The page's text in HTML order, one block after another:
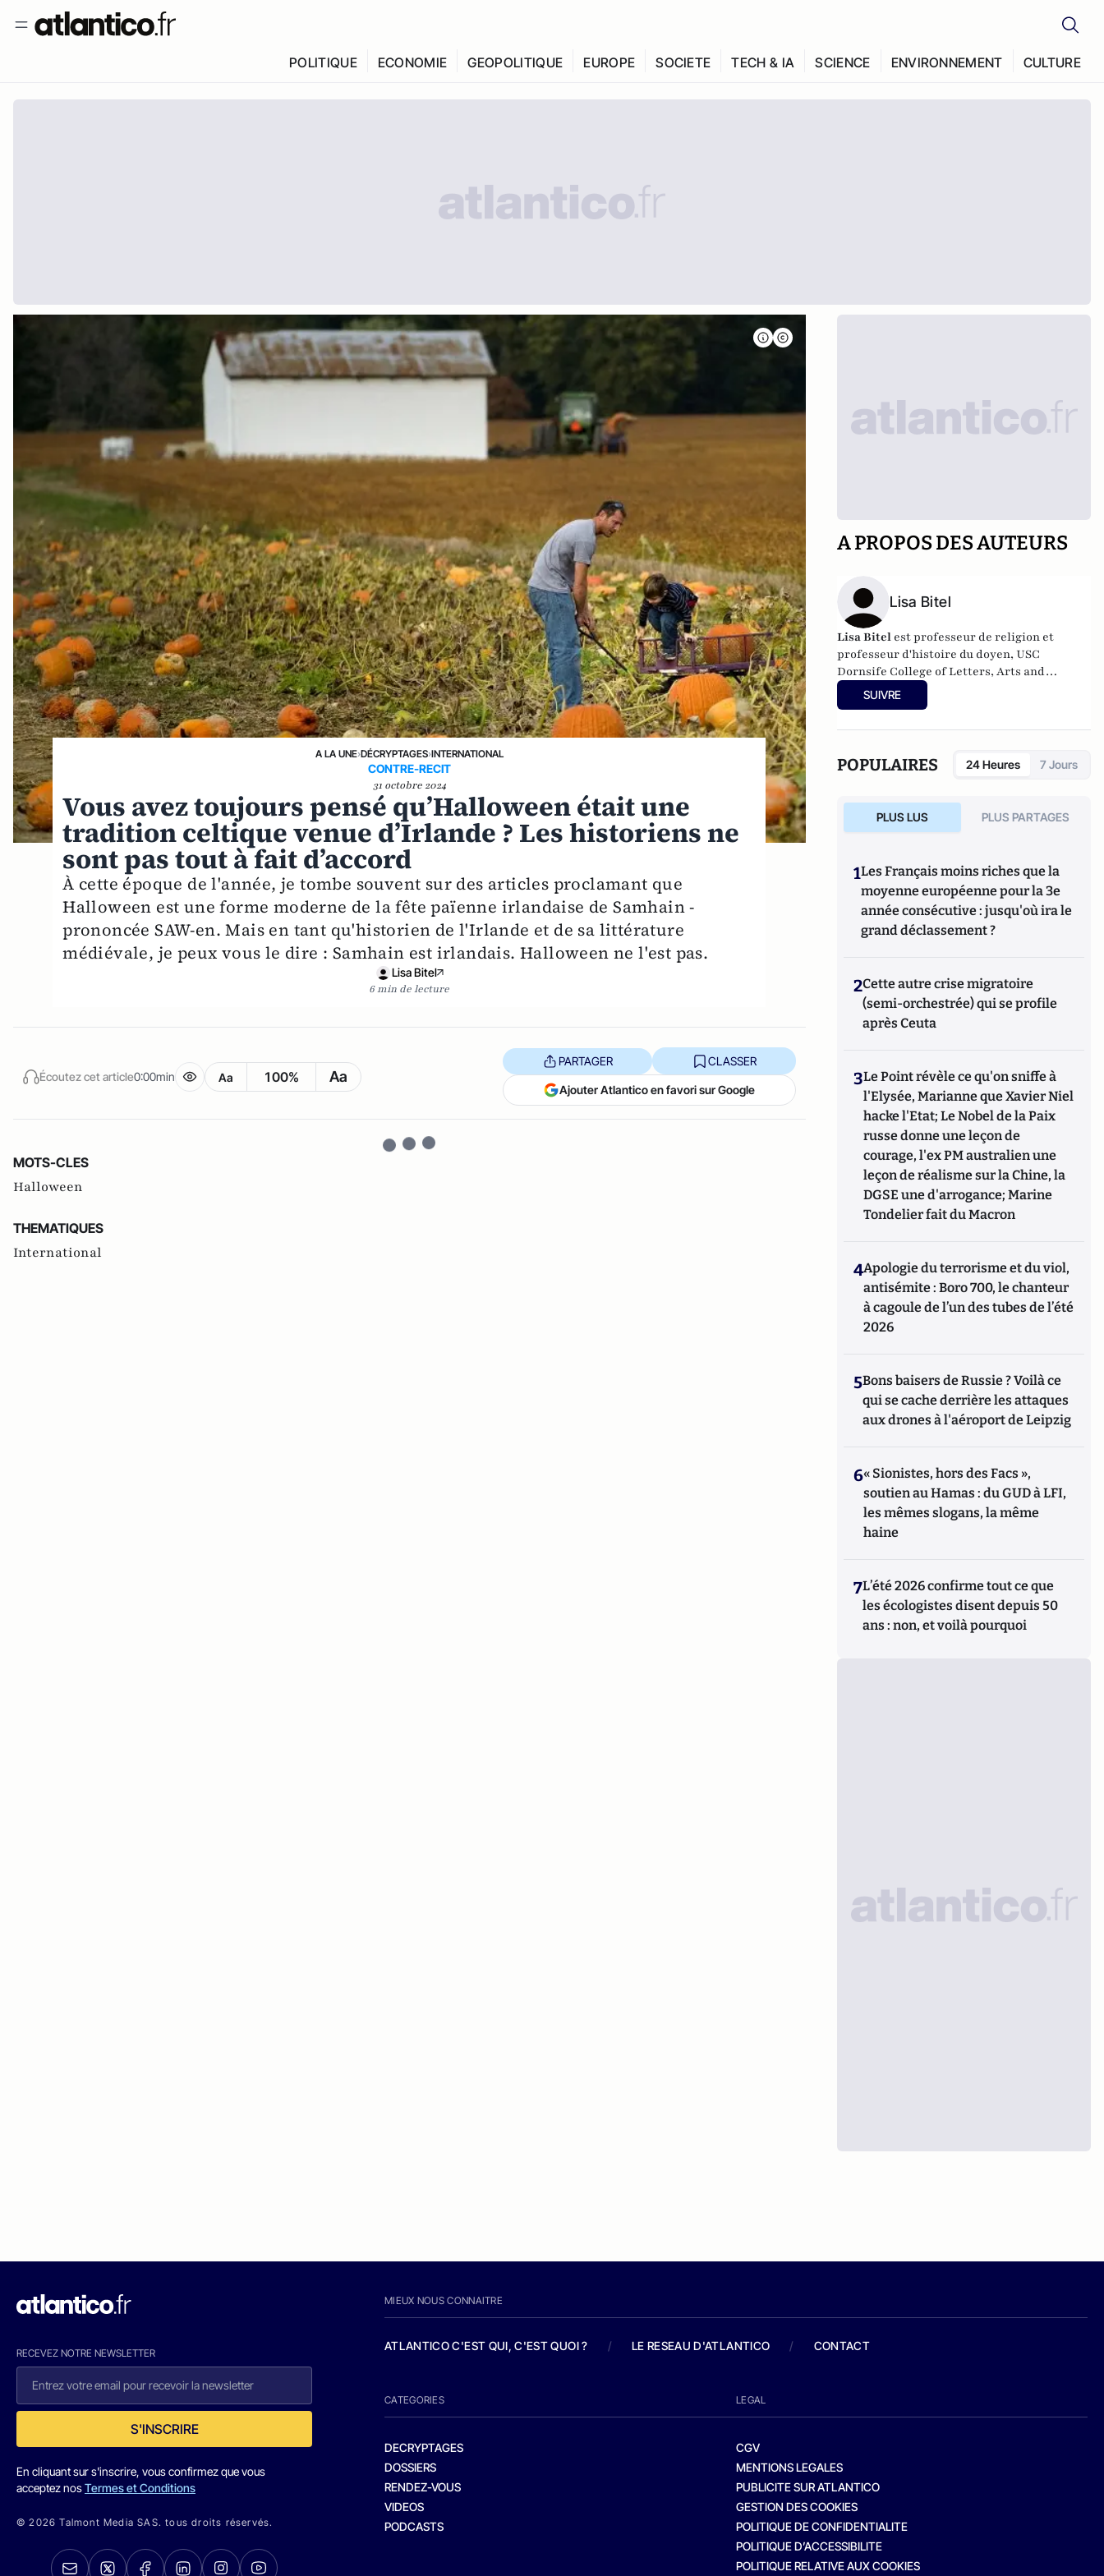
POLITIQUE ECONOMIE GEOPOLITIQUE EUROPE SOCIETE TECH & IA SCIENCE ENVIRONNEMENT CULTURE
A LA UNE›DÉCRYPTAGES›INTERNATIONAL
CONTRE-RECIT
31 octobre 2024
Vous avez toujours pensé qu’Halloween était une
tradition celtique venue d’Irlande ? Les historiens ne
sont pas tout à fait d’accord
À cette époque de l'année, je tombe souvent sur des articles proclamant que
Halloween est une forme moderne de la fête païenne irlandaise de Samhain -
prononcée SAW-en. Mais en tant qu'historien de l'Irlande et de sa littérature
médiévale, je peux vous le dire : Samhain est irlandais. Halloween ne l'est pas.
Lisa Bitel
6 min de lecture
Écoutez cet article0:00min Aa 100% Aa
PARTAGER CLASSER
Ajouter Atlantico en favori sur Google
MOTS-CLES
Halloween
THEMATIQUES
International
A PROPOS DES AUTEURS
Lisa Bitel
Lisa Bitel est professeur de religion et
professeur d'histoire du doyen, USC
Dornsife College of Letters, Arts and
Sciences.
SUIVRE
POPULAIRES 24 Heures 7 Jours
PLUS LUS PLUS PARTAGES
1Les Français moins riches que la
moyenne européenne pour la 3e
année consécutive : jusqu'où ira le
grand déclassement ?
2Cette autre crise migratoire
(semi-orchestrée) qui se profile
après Ceuta
3Le Point révèle ce qu'on sniffe à
l'Elysée, Marianne que Xavier Niel
hacke l'Etat; Le Nobel de la Paix
russe donne une leçon de
courage, l'ex PM australien une
leçon de réalisme sur la Chine, la
DGSE une d'arrogance; Marine
Tondelier fait du Macron
4Apologie du terrorisme et du viol,
antisémite : Boro 700, le chanteur
à cagoule de l’un des tubes de l’été
2026
5Bons baisers de Russie ? Voilà ce
qui se cache derrière les attaques
aux drones à l'aéroport de Leipzig
6« Sionistes, hors des Facs »,
soutien au Hamas : du GUD à LFI,
les mêmes slogans, la même
haine
7L’été 2026 confirme tout ce que
les écologistes disent depuis 50
ans : non, et voilà pourquoi
RECEVEZ NOTRE NEWSLETTER
S'INSCRIRE
En cliquant sur s'inscrire, vous confirmez que vous
acceptez nosTermes et Conditions
© 2026 Talmont Media SAS. tous droits réservés.
MIEUX NOUS CONNAITRE
ATLANTICO C'EST QUI, C'EST QUOI ? / LE RESEAU D'ATLANTICO / CONTACT
CATEGORIES
DECRYPTAGES
DOSSIERS
RENDEZ-VOUS
VIDEOS
PODCASTS
LEGAL
CGV
MENTIONS LEGALES
PUBLICITE SUR ATLANTICO
GESTION DES COOKIES
POLITIQUE DE CONFIDENTIALITE
POLITIQUE D’ACCESSIBILITE
POLITIQUE RELATIVE AUX COOKIES